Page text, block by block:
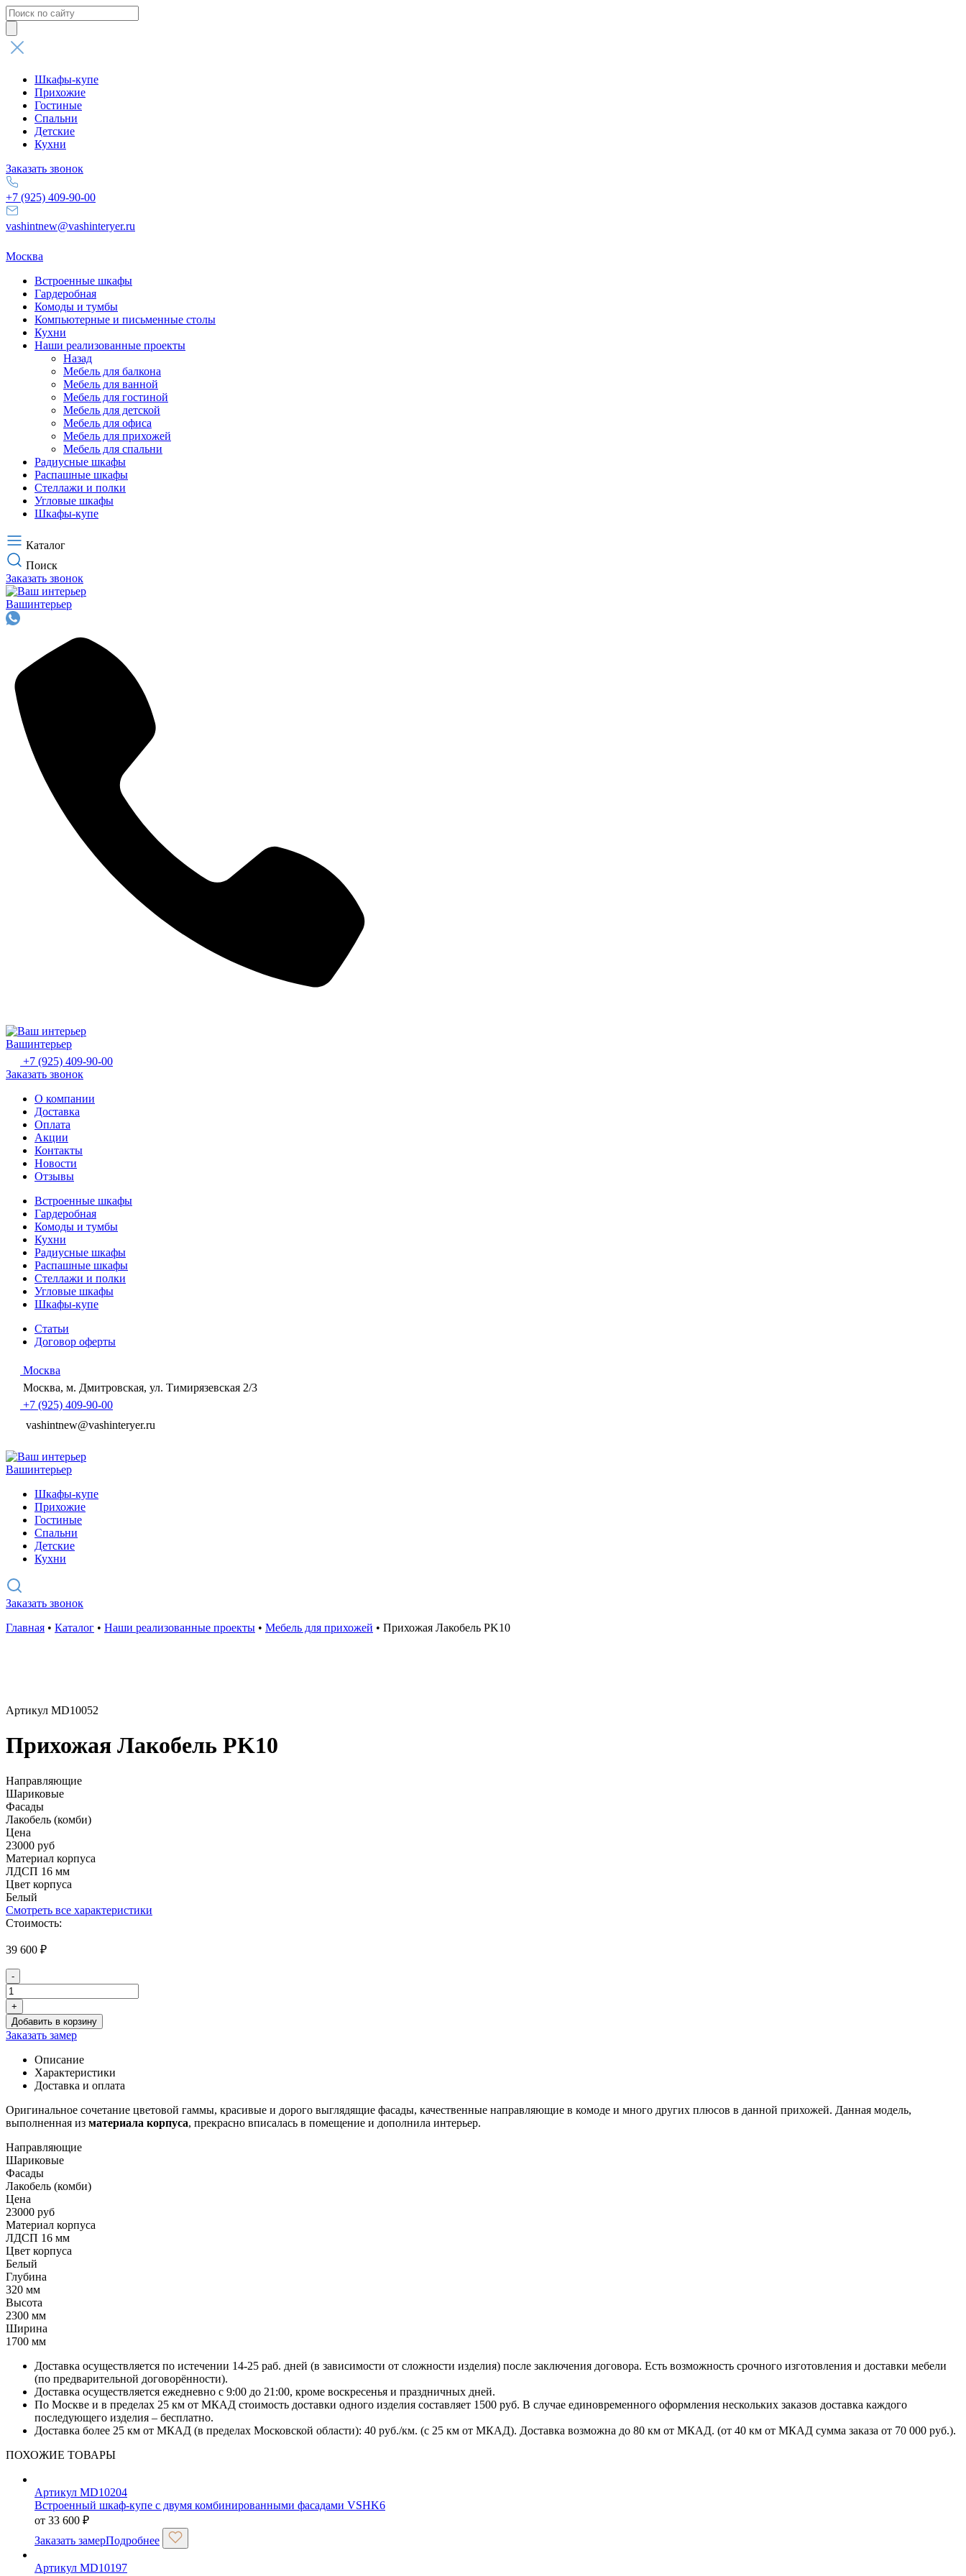
Поиск
товаров
Шкафы-купе
Прихожие
Гостиные
Спальни
Детские
Кухни
Заказать звонок
+7 (925) 409-90-00
vashintnew@vashinteryer.ru
Москва
Встроенные шкафы
Гардеробная
Комоды и тумбы
Компьютерные и письменные столы
Кухни
Наши реализованные проекты
Назад
Мебель для балкона
Мебель для ванной
Мебель для гостиной
Мебель для детской
Мебель для офиса
Мебель для прихожей
Мебель для спальни
Радиусные шкафы
Распашные шкафы
Стеллажи и полки
Угловые шкафы
Шкафы-купе
Каталог
Поиск
Заказать звонок
Вашинтерьер
Вашинтерьер
+7 (925) 409-90-00
Заказать звонок
О компании
Доставка
Оплата
Акции
Контакты
Новости
Отзывы
Встроенные шкафы
Гардеробная
Комоды и тумбы
Кухни
Радиусные шкафы
Распашные шкафы
Стеллажи и полки
Угловые шкафы
Шкафы-купе
Статьи
Договор оферты
Москва
Москва, м. Дмитровская, ул. Тимирязевская 2/3
+7 (925) 409-90-00
vashintnew@vashinteryer.ru
Вашинтерьер
Шкафы-купе
Прихожие
Гостиные
Спальни
Детские
Кухни
Заказать звонок
Главная • Каталог • Наши реализованные проекты • Мебель для прихожей • Прихожая Лакобель PK10
Артикул MD10052
Прихожая Лакобель PK10
Направляющие
Шариковые
Фасады
Лакобель (комби)
Цена
23000 руб
Материал корпуса
ЛДСП 16 мм
Цвет корпуса
Белый
Смотреть все характеристики
Стоимость:
39 600 ₽
-
Количество
товара
Прихожая
Лакобель
PK10
+
Добавить в корзину
Заказать замер
Описание
Характеристики
Доставка и оплата
Оригинальное сочетание цветовой гаммы, красивые и дорого выглядящие фасады, качественные направляющие в комоде и много других плюсов в данной прихожей. Данная модель,
выполненная из материала корпуса, прекрасно вписалась в помещение и дополнила интерьер.
Направляющие
Шариковые
Фасады
Лакобель (комби)
Цена
23000 руб
Материал корпуса
ЛДСП 16 мм
Цвет корпуса
Белый
Глубина
320 мм
Высота
2300 мм
Ширина
1700 мм
Доставка осуществляется по истечении 14-25 раб. дней (в зависимости от сложности изделия) после заключения договора. Есть возможность срочного изготовления и доставки мебели
(по предварительной договорённости).
Доставка осуществляется ежедневно с 9:00 до 21:00, кроме воскресенья и праздничных дней.
По Москве и в пределах 25 км от МКАД стоимость доставки одного изделия составляет 1500 руб. В случае единовременного оформления нескольких заказов доставка каждого
последующего изделия – бесплатно.
Доставка более 25 км от МКАД (в пределах Московской области): 40 руб./км. (с 25 км от МКАД). Доставка возможна до 80 км от МКАД. (от 40 км от МКАД сумма заказа от 70 000 руб.).
ПОХОЖИЕ ТОВАРЫ
Артикул MD10204
Встроенный шкаф-купе с двумя комбинированными фасадами VSHK6
от 33 600 ₽
Заказать замерПодробнее
Артикул MD10197